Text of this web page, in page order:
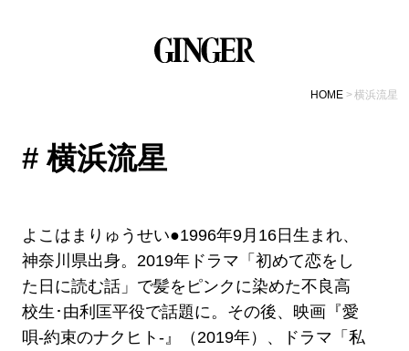
HOME 横浜流星
# 横浜流星
よこはまりゅうせい●1996年9月16日生まれ、
神奈川県出身。2019年ドラマ「初めて恋をし
た日に読む話」で髪をピンクに染めた不良高
校生･由利匡平役で話題に。その後、映画『愛
唄‐約束のナクヒト‐』（2019年）、ドラマ「私